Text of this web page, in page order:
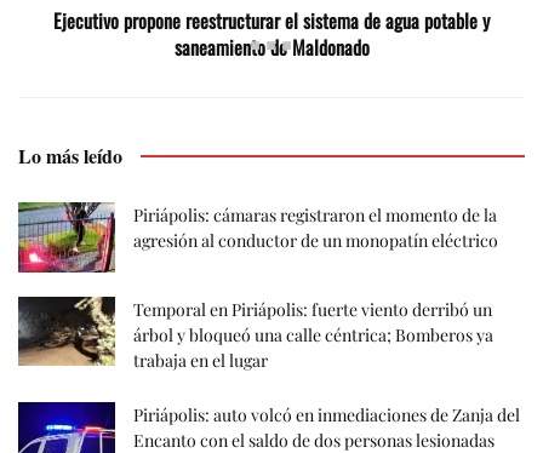
Ejecutivo propone reestructurar el sistema de agua potable y
saneamiento de Maldonado
Lo más leído
Piriápolis: cámaras registraron el momento de la
agresión al conductor de un monopatín eléctrico
Temporal en Piriápolis: fuerte viento derribó un
árbol y bloqueó una calle céntrica; Bomberos ya
trabaja en el lugar
Piriápolis: auto volcó en inmediaciones de Zanja del
Encanto con el saldo de dos personas lesionadas